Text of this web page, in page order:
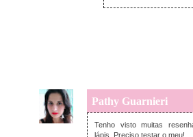
Pathy Guarnieri
Tenho visto muitas
lápis. Preciso testar o meu!